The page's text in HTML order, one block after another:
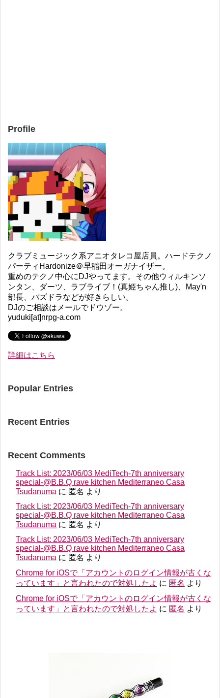
Profile
クラブミュージック系アニオタレコ屋店員。ハードテクノ
パーティHardonize＠早稲田オーガナイザー。
重めのテクノ中心にDJやってます。その他ウィルキンソ
ンタン、ダーツ、ラブライブ！(真姫ちゃん推し)、May'n
部長、パズドラなどが好きらしい。
DJのご相談はメールでドウゾー。
yuduki[at]nrpg-a.com
詳細はこちら
Popular Entries
Recent Entries
Recent Comments
Track List: 2023/06/03 MediTech-7th anniversary
special-@B.B.Q rave kitchen Mediterraneo Casa
Tsudanuma に 匿名 より
Track List: 2023/06/03 MediTech-7th anniversary
special-@B.B.Q rave kitchen Mediterraneo Casa
Tsudanuma に 匿名 より
Track List: 2023/06/03 MediTech-7th anniversary
special-@B.B.Q rave kitchen Mediterraneo Casa
Tsudanuma に 匿名 より
Chrome for iOSで「アカウントのログイン情報が古くな
っています」と言われたので対処したよ に 匿名 より
Chrome for iOSで「アカウントのログイン情報が古くな
っています」と言われたので対処したよ に 匿名 より